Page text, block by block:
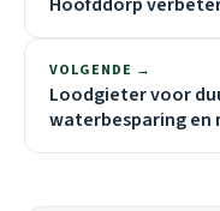
VOLGENDE →
Loodgieter voor
waterbesparing en